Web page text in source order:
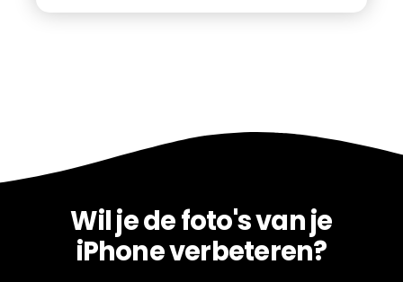
Wil je de foto's van je
iPhone verbeteren?